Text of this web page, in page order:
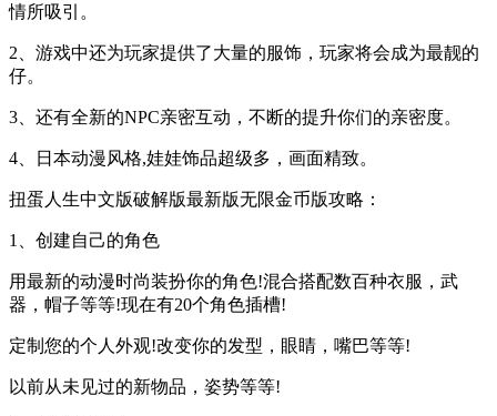
情所吸引。
2、游戏中还为玩家提供了大量的服饰，玩家将会成为最靓的
仔。
3、还有全新的NPC亲密互动，不断的提升你们的亲密度。
4、日本动漫风格,娃娃饰品超级多，画面精致。
扭蛋人生中文版破解版最新版无限金币版攻略：
1、创建自己的角色
用最新的动漫时尚装扮你的角色!混合搭配数百种衣服，武
器，帽子等等!现在有20个角色插槽!
定制您的个人外观!改变你的发型，眼睛，嘴巴等等!
以前从未见过的新物品，姿势等等!